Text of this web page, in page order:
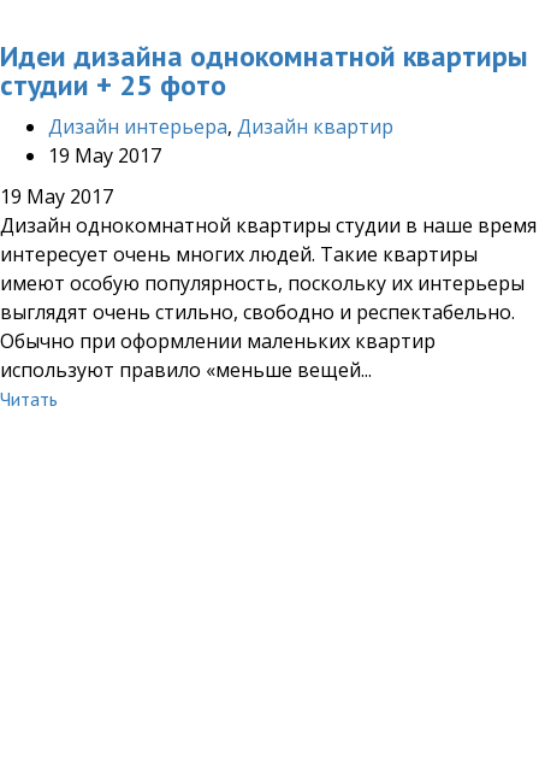
Идеи дизайна однокомнатной квартиры
студии + 25 фото
Дизайн интерьера, Дизайн квартир
19 May 2017
19 May 2017
Дизайн однокомнатной квартиры студии в наше время
интересует очень многих людей. Такие квартиры
имеют особую популярность, поскольку их интерьеры
выглядят очень стильно, свободно и респектабельно.
Обычно при оформлении маленьких квартир
используют правило «меньше вещей...
Читать